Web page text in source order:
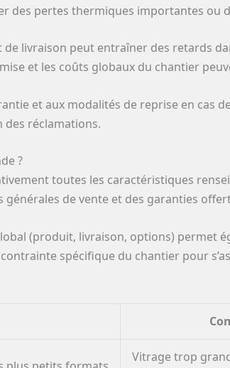
pertes thermiques importantes ou
livraison peut entraîner des retards
et les coûts globaux du chantier
et aux modalités de reprise en cas
des réclamations.
?
toutes les caractéristiques
de vente et des garanties
(produit, livraison, options) permet
spécifique du chantier pour
Vitrage trop